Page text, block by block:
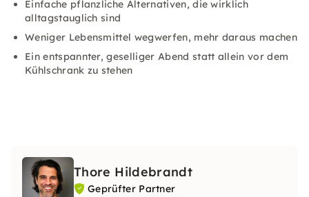
Einfache pflanzliche Alternativen, die wirklich
alltagstauglich sind
Weniger Lebensmittel wegwerfen, mehr daraus machen
Ein entspannter, geselliger Abend statt allein vor dem
Kühlschrank zu stehen
Thore Hildebrandt
Geprüfter Partner